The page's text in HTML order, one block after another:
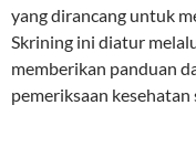
yang dirancang untuk
Skrining ini diatur
memberikan panduan
pemeriksaan